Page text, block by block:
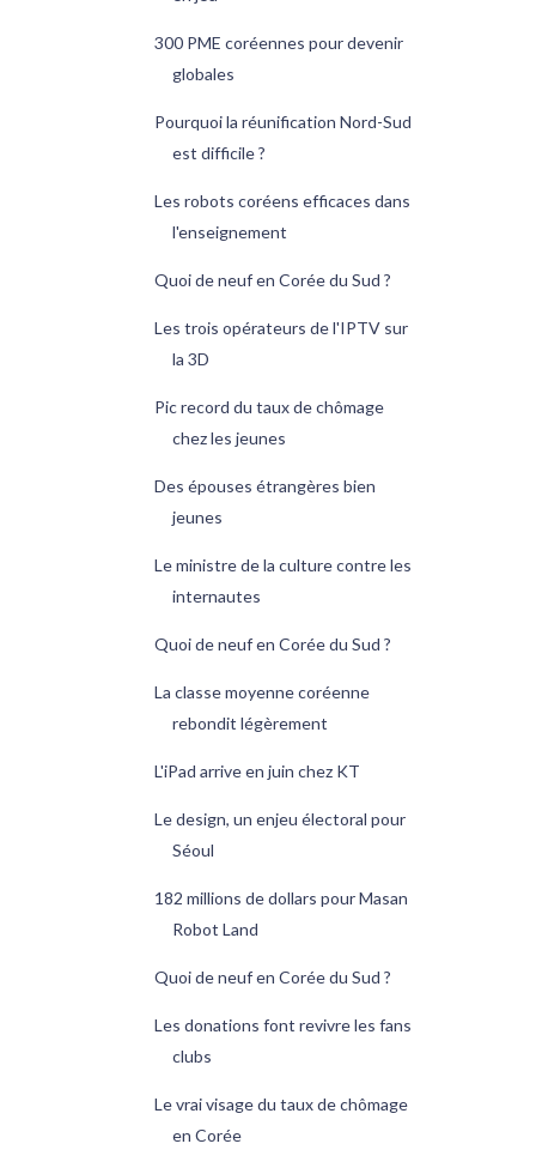
300 PME coréennes pour devenir
globales
Pourquoi la réunification Nord-Sud
est difficile ?
Les robots coréens efficaces dans
l'enseignement
Quoi de neuf en Corée du Sud ?
Les trois opérateurs de l'IPTV sur
la 3D
Pic record du taux de chômage
chez les jeunes
Des épouses étrangères bien
jeunes
Le ministre de la culture contre les
internautes
Quoi de neuf en Corée du Sud ?
La classe moyenne coréenne
rebondit légèrement
L'iPad arrive en juin chez KT
Le design, un enjeu électoral pour
Séoul
182 millions de dollars pour Masan
Robot Land
Quoi de neuf en Corée du Sud ?
Les donations font revivre les fans
clubs
Le vrai visage du taux de chômage
en Corée